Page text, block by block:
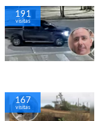
191
visitas
167
visitas